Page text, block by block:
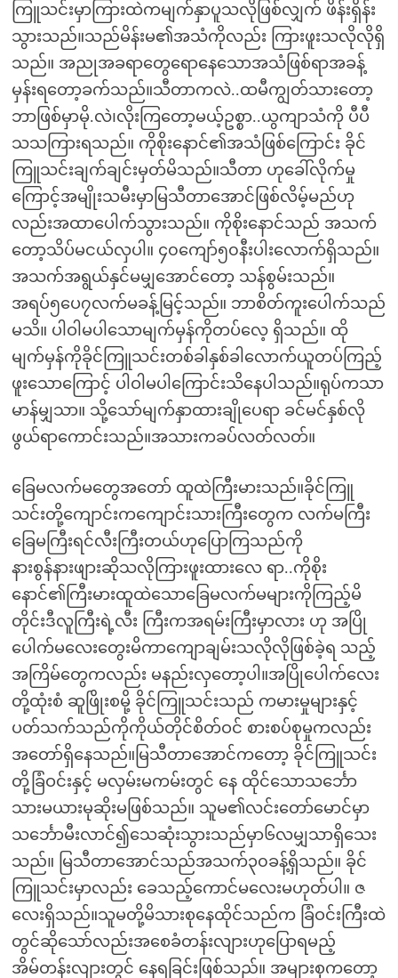
ကြူသင်းမှာကြားထဲကမျက်နှာပူသလိုဖြစ်လျှက် ဖိန်းရှိန်း
သွားသည်။သည်မိန်းမ၏အသံကိုလည်း ကြားဖူးသလိုလိုရှိ
သည်။ အညုအခရာတွေရောနေသောအသံဖြစ်ရာအခန့်
မှန်းရတော့ခက်သည်။သီတာကလဲ..ထမီကျွတ်သားတော့
ဘာဖြစ်မှာမို.လဲ၊လိုးကြတော့မယ့်ဥစ္စာ..ယွကျာသံကို ပီပီ
သသကြားရသည်။ ကိုစိုးနောင်၏အသံဖြစ်ကြောင်း ခိုင်
ကြူသင်းချက်ချင်းမှတ်မိသည်။သီတာ ဟုခေါ်လိုက်မှု
ကြောင့်အမျိုးသမီးမှာမြသီတာအောင်ဖြစ်လိမ့်မည်ဟု
လည်းအထာပေါက်သွားသည်။ ကိုစိုးနောင်သည် အသက်
တော့သိပ်မငယ်လှပါ။ ၄၀ကျော်၅၀နီးပါးလောက်ရှိသည်။
အသက်အရွယ်နှင်မမျှအောင်တော့ သန်စွမ်းသည်။
အရပ်၅ပေ၇လက်မခန့်မြင့်သည်။ ဘာစိတ်ကူးပေါက်သည်
မသိ။ ပါဝါမပါသောမျက်မှန်ကိုတပ်လေ့ ရှိသည်။ ထို
မျက်မှန်ကိုခိုင်ကြူသင်းတစ်ခါနှစ်ခါလောက်ယူတပ်ကြည့်
ဖူးသောကြောင့် ပါဝါမပါကြောင်းသိနေပါသည်။ရုပ်ကသာ
မာန်မျှသာ။ သို့သော်မျက်နှာထားချိုပေရာ ခင်မင်နှစ်လို
ဖွယ်ရာကောင်းသည်။အသားကခပ်လတ်လတ်။
ခြေမလက်မတွေအတော် ထူထဲကြီးမားသည်။ခိုင်ကြူ
သင်းတို့ကျောင်းကကျောင်းသားကြီးတွေက လက်မကြီး
ခြေမကြီးရင်လီးကြီးတယ်ဟုပြောကြသည်ကို
နားစွန်နားဖျားဆိုသလိုကြားဖူးထားလေ ရာ..ကိုစိုး
နောင်၏ကြီးမားထူထဲသောခြေမလက်မများကိုကြည့်မိ
တိုင်းဒီလူကြီးရဲ့လီး ကြီးကအရမ်းကြီးမှာလား ဟု အပြို
ပေါက်မလေးတွေးမိကာကျောချမ်းသလိုလိုဖြစ်ခဲ့ရ သည့်
အကြိမ်တွေကလည်း မနည်းလှတော့ပါ။အပြိုပေါက်လေး
တို့ထုံးစံ ဆူဖြိုးစမို့ ခိုင်ကြူသင်းသည် ကမားမှုများနှင့်
ပတ်သက်သည်ကိုကိုယ်တိုင်စိတ်ဝင် စားစပ်စုမှုကလည်း
အတော်ရှိနေသည်။မြသီတာအောင်ကတော့ ခိုင်ကြူသင်း
တို့ခြံဝင်းနှင့် မလှမ်းမကမ်းတွင် နေ ထိုင်သောသင်္ဘော
သားမယားမုဆိုးမဖြစ်သည်။ သူမ၏လင်းတော်မောင်မှာ
သင်္ဘောမီးလာင်၍သေဆုံးသွားသည်မှာ၆လမျှသာရှိသေး
သည်။ မြသီတာအောင်သည်အသက်၃၀ခန့်ရှိသည်။ ခိုင်
ကြူသင်းမှာလည်း ခေသည့်ကောင်မလေးမဟုတ်ပါ။ ဇ
လေးရှိသည်။သူမတို့မိသားစုနေထိုင်သည်က ခြံဝင်းကြီးထဲ
တွင်ဆိုသော်လည်းအစေခံတန်းလျားဟုပြောရမည့်
အိမ်တန်းလျားတွင် နေရခြင်းဖြစ်သည်။ အများစုကတော့